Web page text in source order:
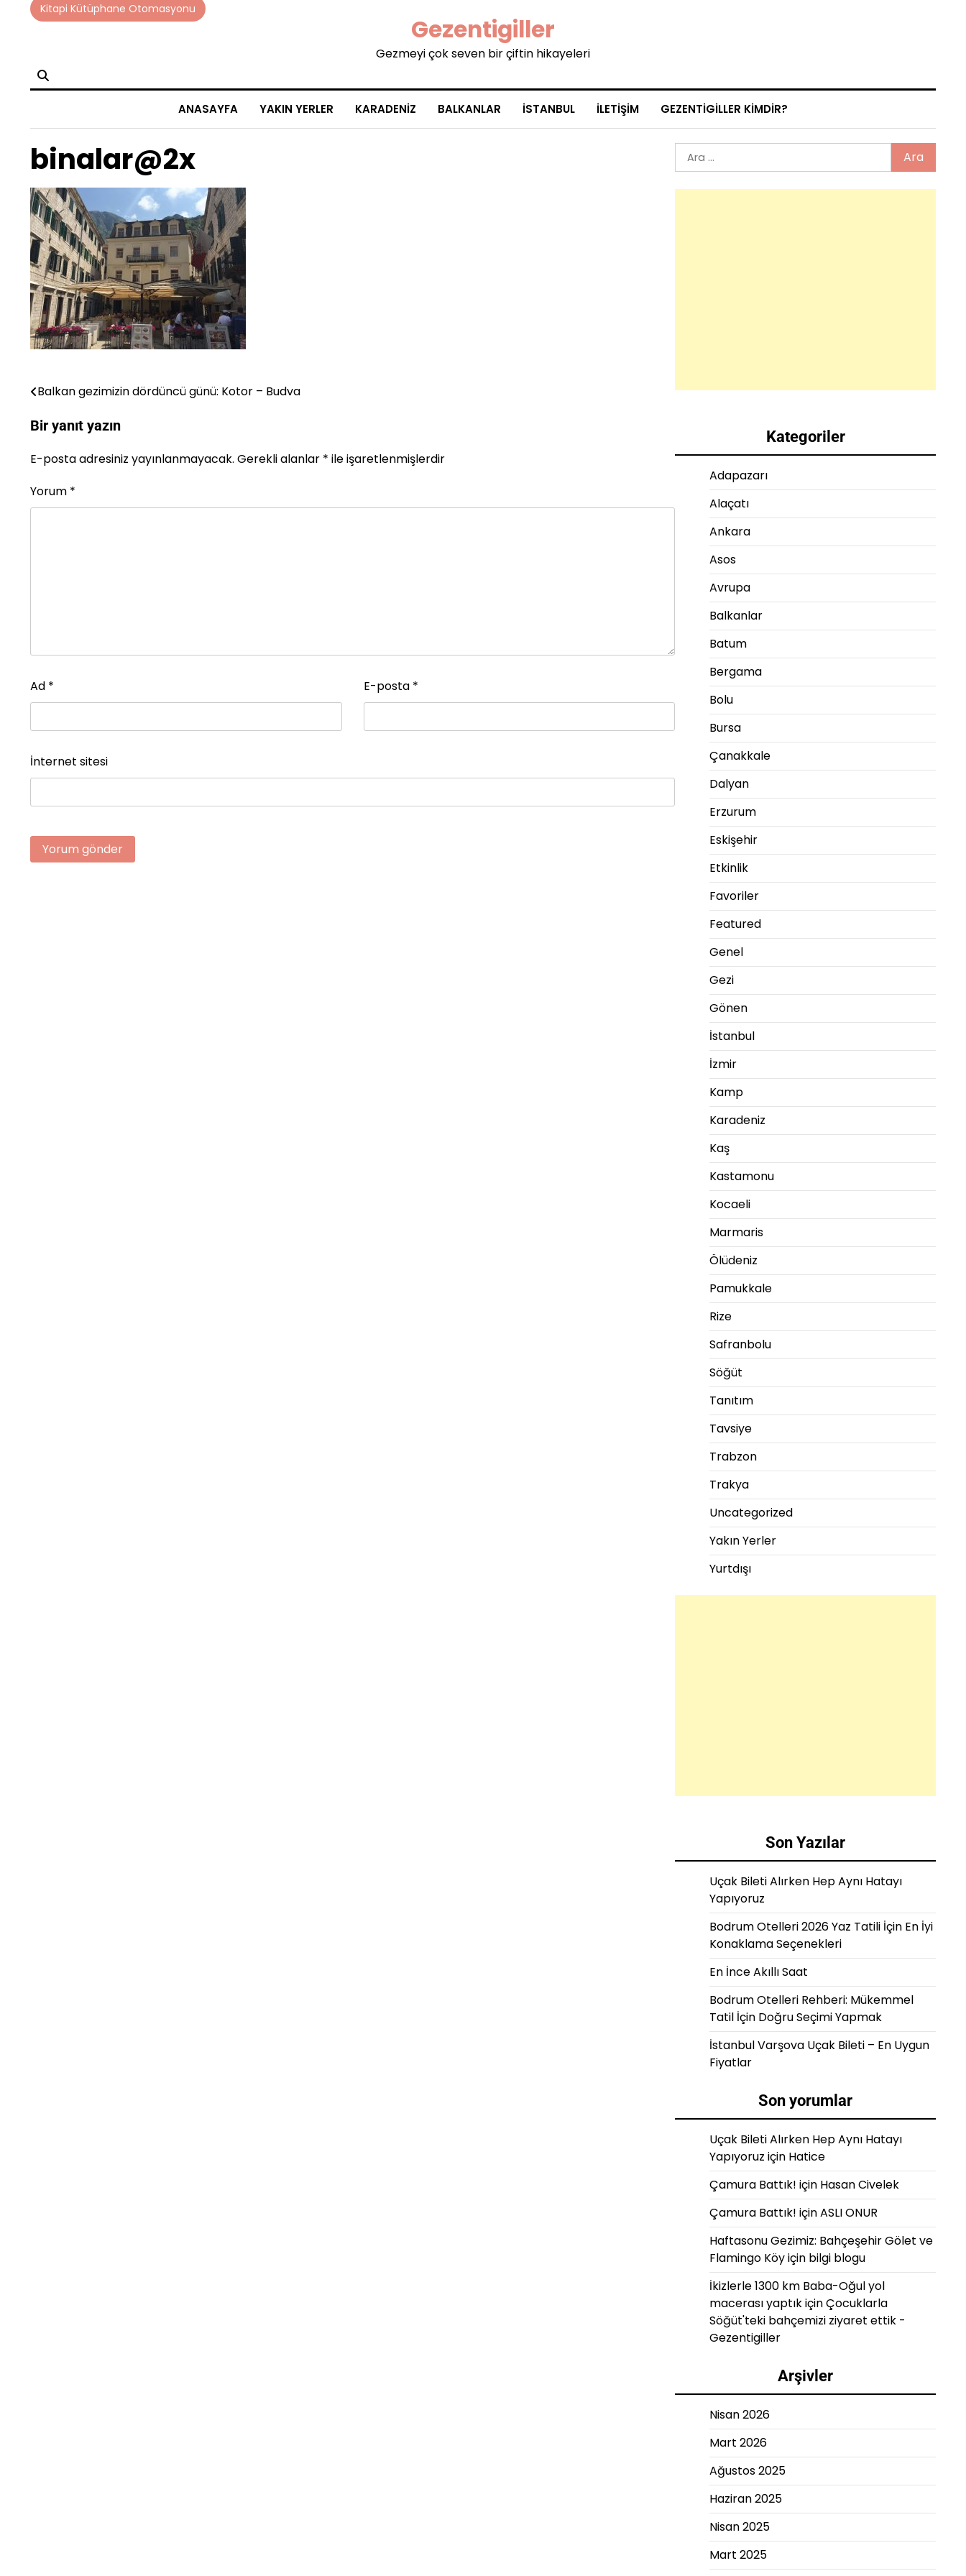
Kitapi Kütüphane Otomasyonu
Gezentigiller
Gezmeyi çok seven bir çiftin hikayeleri
ANASAYFA YAKIN YERLER KARADENIZ BALKANLAR İSTANBUL İLETIŞIM GEZENTIGILLER KIMDIR?
binalar@2x
Yazı
gezinmesi
Balkan gezimizin dördüncü günü: Kotor – Budva
Bir yanıt yazın
E-posta adresiniz yayınlanmayacak. Gerekli alanlar * ile işaretlenmişlerdir
Yorum *
Ad * E-posta *
İnternet sitesi
Arama:
Kategoriler
Adapazarı
Alaçatı
Ankara
Asos
Avrupa
Balkanlar
Batum
Bergama
Bolu
Bursa
Çanakkale
Dalyan
Erzurum
Eskişehir
Etkinlik
Favoriler
Featured
Genel
Gezi
Gönen
İstanbul
İzmir
Kamp
Karadeniz
Kaş
Kastamonu
Kocaeli
Marmaris
Ölüdeniz
Pamukkale
Rize
Safranbolu
Söğüt
Tanıtım
Tavsiye
Trabzon
Trakya
Uncategorized
Yakın Yerler
Yurtdışı
Son Yazılar
Uçak Bileti Alırken Hep Aynı Hatayı
Yapıyoruz
Bodrum Otelleri 2026 Yaz Tatili İçin En İyi
Konaklama Seçenekleri
En İnce Akıllı Saat
Bodrum Otelleri Rehberi: Mükemmel
Tatil İçin Doğru Seçimi Yapmak
İstanbul Varşova Uçak Bileti – En Uygun
Fiyatlar
Son yorumlar
Uçak Bileti Alırken Hep Aynı Hatayı
Yapıyoruz için Hatice
Çamura Battık! için Hasan Civelek
Çamura Battık! içinASLI ONUR
Haftasonu Gezimiz: Bahçeşehir Gölet ve
Flamingo Köyiçin bilgi blogu
İkizlerle 1300 km Baba-Oğul yol
macerası yaptıkiçinÇocuklarla
Söğüt'teki bahçemizi ziyaret ettik -
Gezentigiller
Arşivler
Nisan 2026
Mart 2026
Ağustos 2025
Haziran 2025
Nisan 2025
Mart 2025